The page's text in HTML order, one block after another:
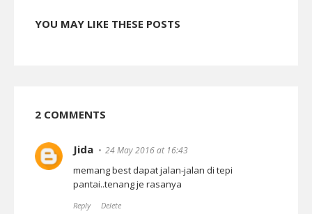
YOU MAY LIKE THESE POSTS
2 COMMENTS
Jida 24 May 2016 at 16:43
memang best dapat jalan-jalan di tepi
pantai..tenang je rasanya
Reply Delete